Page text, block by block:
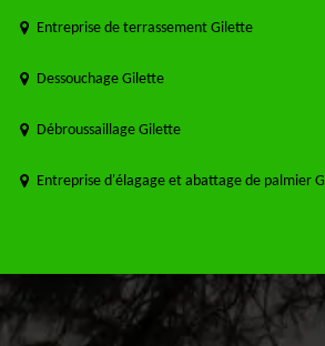
Entreprise de terrassement Gilette
Dessouchage Gilette
Débroussaillage Gilette
Entreprise d'élagage et abattage de palmier